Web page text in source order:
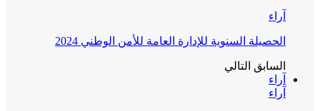
آراء
الحصيلة السنوية للإدارة العامة للأمن الوطني 2024
السابق التالي
آراء
آراء